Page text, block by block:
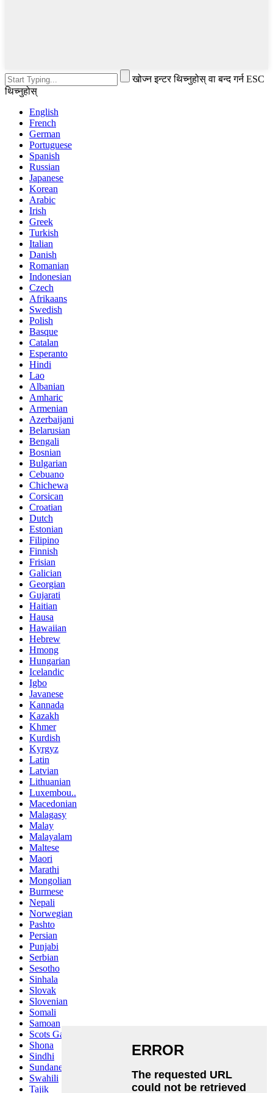
खोज्न इन्टर थिच्नुहोस् वा बन्द गर्न ESC
थिच्नुहोस्
English
French
German
Portuguese
Spanish
Russian
Japanese
Korean
Arabic
Irish
Greek
Turkish
Italian
Danish
Romanian
Indonesian
Czech
Afrikaans
Swedish
Polish
Basque
Catalan
Esperanto
Hindi
Lao
Albanian
Amharic
Armenian
Azerbaijani
Belarusian
Bengali
Bosnian
Bulgarian
Cebuano
Chichewa
Corsican
Croatian
Dutch
Estonian
Filipino
Finnish
Frisian
Galician
Georgian
Gujarati
Haitian
Hausa
Hawaiian
Hebrew
Hmong
Hungarian
Icelandic
Igbo
Javanese
Kannada
Kazakh
Khmer
Kurdish
Kyrgyz
Latin
Latvian
Lithuanian
Luxembou..
Macedonian
Malagasy
Malay
Malayalam
Maltese
Maori
Marathi
Mongolian
Burmese
Nepali
Norwegian
Pashto
Persian
Punjabi
Serbian
Sesotho
Sinhala
Slovak
Slovenian
Somali
Samoan
Scots Gaelic
Shona
Sindhi
Sundanese
Swahili
Tajik